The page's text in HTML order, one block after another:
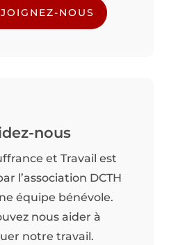
NOUS
nous
et Travail est
l’association DCTH
équipe bénévole.
nous aider à
notre travail.